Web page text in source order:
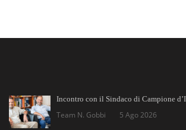
Incontro con il Sindaco di Campione
Team N. Gobbi 5 Ago 2026